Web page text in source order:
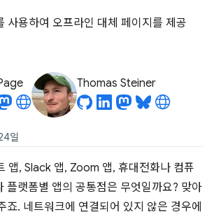
용하여 오프라인 대체 페이지를 제공
Thomas Steiner
일
앱, Slack 앱, Zoom 앱, 휴대전화나 컴퓨
플랫폼별 앱의 공통점은 무엇일까요? 맞아
죠. 네트워크에 연결되어 있지 않은 경우에